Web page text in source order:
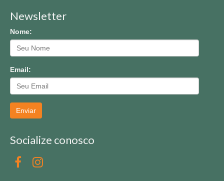
Newsletter
Nome:
Email:
Enviar
Socialize conosco